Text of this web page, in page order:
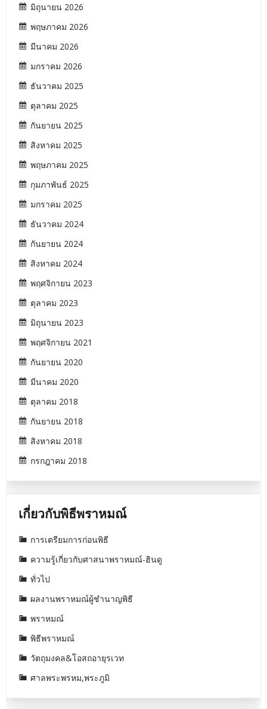
มิถุนายน 2026
พฤษภาคม 2026
มีนาคม 2026
มกราคม 2026
ธันวาคม 2025
ตุลาคม 2025
กันยายน 2025
สิงหาคม 2025
พฤษภาคม 2025
กุมภาพันธ์ 2025
มกราคม 2025
ธันวาคม 2024
กันยายน 2024
สิงหาคม 2024
พฤศจิกายน 2023
ตุลาคม 2023
มิถุนายน 2023
พฤศจิกายน 2021
กันยายน 2020
มีนาคม 2020
ตุลาคม 2018
กันยายน 2018
สิงหาคม 2018
กรกฎาคม 2018
เกี่ยวกับพิธีพราหมณ์
การเตรียมการก่อนพิธี
ความรู้เกี่ยวกับศาสนาพราหมณ์-ฮินดู
ทั่วไป
ผลงานพราหมณ์ผู้ชำนาญพิธี
พราหมณ์
พิธีพราหมณ์
วัตถุมงคล&โอสถอายุรเวท
ศาลพระพรหม,พระภูมิ